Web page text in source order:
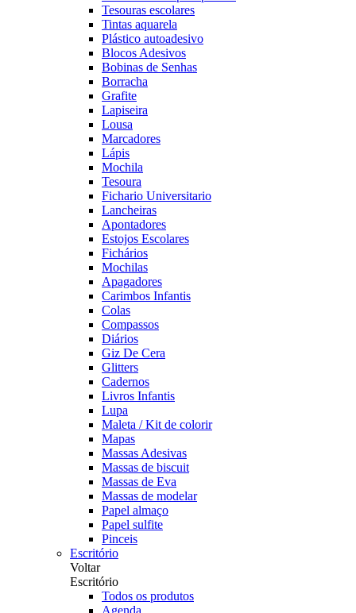
Tesouras escolares
Tintas aquarela
Plástico autoadesivo
Blocos Adesivos
Bobinas de Senhas
Borracha
Grafite
Lapiseira
Lousa
Marcadores
Lápis
Mochila
Tesoura
Fichario Universitario
Lancheiras
Apontadores
Estojos Escolares
Fichários
Mochilas
Apagadores
Carimbos Infantis
Colas
Compassos
Diários
Giz De Cera
Glitters
Cadernos
Livros Infantis
Lupa
Maleta / Kit de colorir
Mapas
Massas Adesivas
Massas de biscuit
Massas de Eva
Massas de modelar
Papel almaço
Papel sulfite
Pinceis
Escritório
Voltar
Escritório
Todos os produtos
Agenda